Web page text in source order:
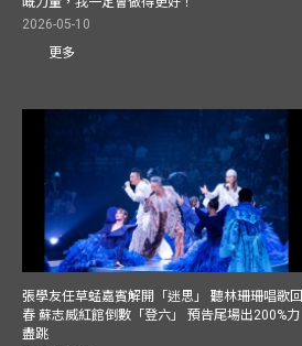
2026-05-10
更多
張學友任草蜢嘉賓解開「迷思」 聽林珊珊唱歌回
春 蘇志威紅館倒數「登六」 預告尾場出200%力
盡跳